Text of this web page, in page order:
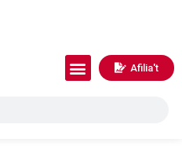
Afilia't